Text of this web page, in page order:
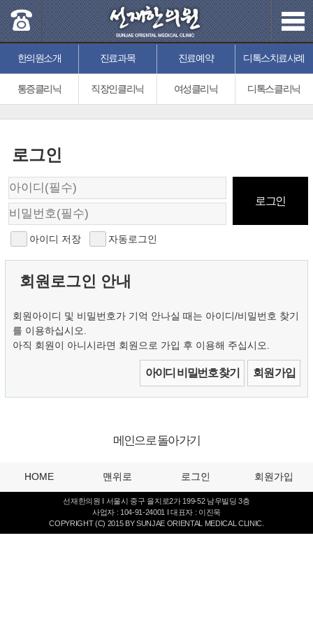
한의원소개 진료과목 진료예약 디톡스치료사례
통증클리닉 직장인클리닉 여성클리닉 디톡스클리닉
로그인
아이디 저장 자동로그인
회원로그인 안내
회원아이디 및 비밀번호가 기억 안나실 때는 아이디/비밀번호 찾기
를 이용하십시오.
아직 회원이 아니시라면 회원으로 가입 후 이용해 주십시오.
아이디 비밀번호 찾기 회원 가입
메인으로 돌아가기
HOME 맨위로 로그인 회원가입
선재한의원 I 서울시 중구 을지로2가 199-52 남우빌딩 3층
사업자 : 104-91-24001 I 대표자 : 이진욱
COPYRIGHT (C) 2015 BY SUNJAE ORIENTAL MEDICAL CLINIC.